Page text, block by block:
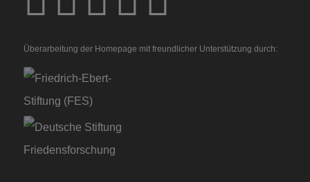
Überarbeitung der Homepage mit freundlicher Unterstützung durch: